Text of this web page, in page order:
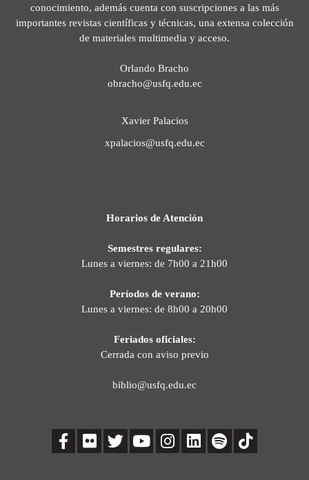
conocimiento, además cuenta con suscripciones a las más
importantes revistas científicas y técnicas, una extensa colección
de materiales multimedia y acceso.
Orlando Bracho
obracho@usfq.edu.ec
Xavier Palacios
xpalacios@usfq.edu.ec
Horarios de Atención
Semestres regulares:
Lunes a viernes: de 7h00 a 21h00
Períodos de verano:
Lunes a viernes: de 8h00 a 20h00
Feriados oficiales:
Cerrada con aviso previo
biblio@usfq.edu.ec